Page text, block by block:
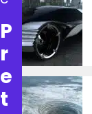
P
r
e
t